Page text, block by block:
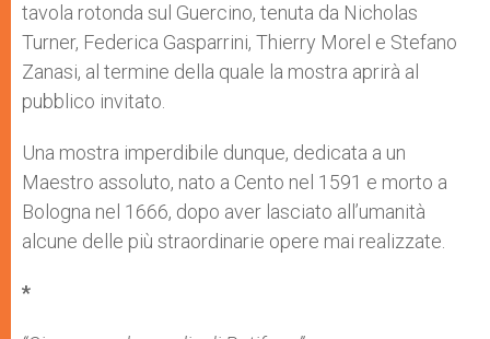
tavola rotonda sul Guercino, tenuta da Nicholas
Turner, Federica Gasparrini, Thierry Morel e Stefano
Zanasi, al termine della quale la mostra aprirà al
pubblico invitato.
Una mostra imperdibile dunque, dedicata a un
Maestro assoluto, nato a Cento nel 1591 e morto a
Bologna nel 1666, dopo aver lasciato all’umanità
alcune delle più straordinarie opere mai realizzate.
*